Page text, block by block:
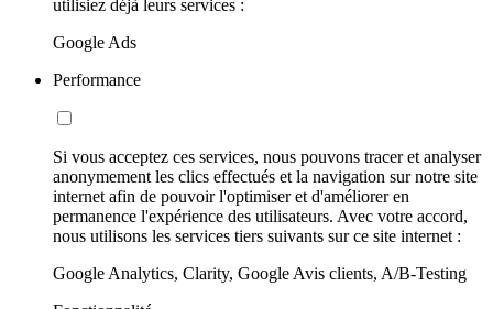
utilisiez déjà leurs services :
Google Ads
Performance
Si vous acceptez ces services, nous pouvons tracer et analyser
anonymement les clics effectués et la navigation sur notre site
internet afin de pouvoir l'optimiser et d'améliorer en
permanence l'expérience des utilisateurs. Avec votre accord,
nous utilisons les services tiers suivants sur ce site internet :
Google Analytics, Clarity, Google Avis clients, A/B-Testing